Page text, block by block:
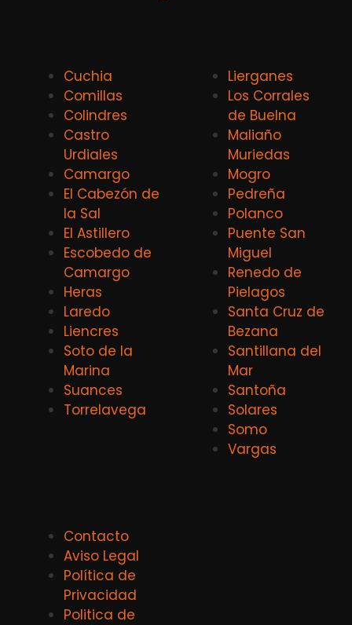
Cuchia
Comillas
Colindres
Castro
Urdiales
Camargo
El Cabezón de
la Sal
El Astillero
Escobedo de
Camargo
Heras
Laredo
Liencres
Soto de la
Marina
Suances
Torrelavega
Lierganes
Los Corrales
de Buelna
Maliaño
Muriedas
Mogro
Pedreña
Polanco
Puente San
Miguel
Renedo de
Pielagos
Santa Cruz de
Bezana
Santillana del
Mar
Santoña
Solares
Somo
Vargas
Contacto
Aviso Legal
Política de
Privacidad
Politica de